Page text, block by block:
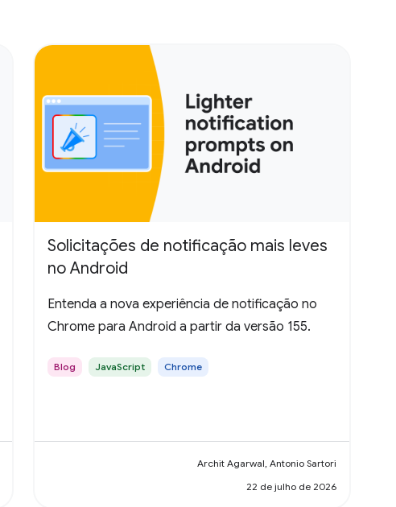
Solicitações de notificação mais leves
no Android
Entenda a nova experiência de notificação no
Chrome para Android a partir da versão 155.
Blog JavaScript Chrome
Archit Agarwal, Antonio Sartori
22 de julho de 2026